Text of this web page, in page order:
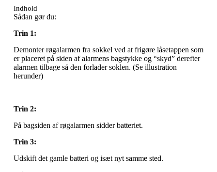
Indhold
Sådan gør du:
Trin 1:
Demonter røgalarmen fra sokkel ved at frigøre låsetappen som
er placeret på siden af alarmens bagstykke og “skyd” derefter
alarmen tilbage så den forlader soklen. (Se illustration
herunder)
Trin 2:
På bagsiden af røgalarmen sidder batteriet.
Trin 3:
Udskift det gamle batteri og isæt nyt samme sted.